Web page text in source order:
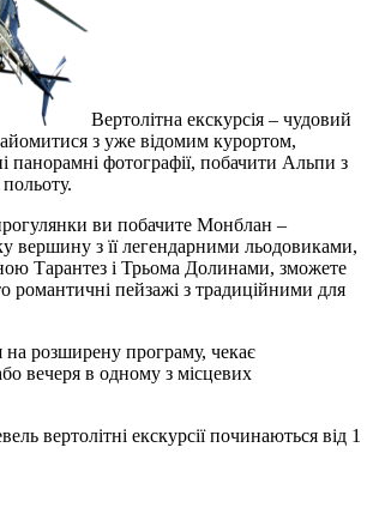
Вертолітна екскурсія – чудовий
з уже відомим курортом,
панорамні фотографії, побачити Альпи з
ви побачите Монблан –
вершину з її легендарними льодовиками,
Тарантез і Трьома Долинами, зможете
романтичні пейзажі з традиційними для
на розширену програму, чекає
вечеря в одному з місцевих
вертолітні екскурсії починаються від 1